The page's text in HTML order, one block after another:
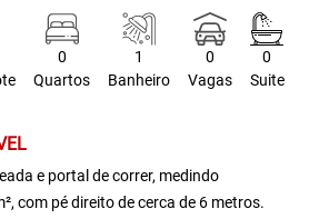
0
Quartos
1
Banheiro
0
Vagas
0
Suite
e portal de correr, medindo
com pé direito de cerca de 6 metros.